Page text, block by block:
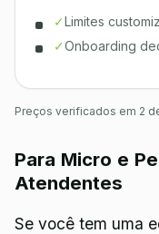
✓Limites
✓Onboarding
Preços verificados em 2
Para Micro e
Atendentes
Se você tem uma